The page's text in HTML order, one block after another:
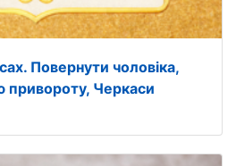
Повернути чоловіка,
привороту, Черкаси